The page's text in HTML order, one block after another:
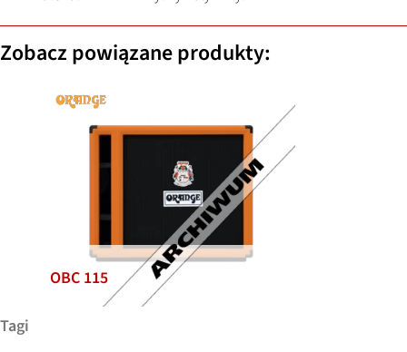
Zobacz powiązane produkty:
OBC 115
Tagi